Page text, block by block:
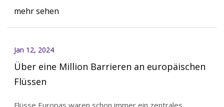
mehr sehen
Jan 12, 2024
Über eine Million Barrieren an europäischen
Flüssen